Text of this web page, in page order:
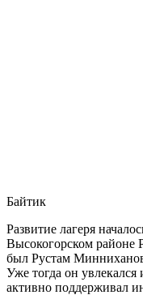
Байтик
Развитие лагеря
Высокогорском районе
был Рустам
Уже тогда он
активно поддерживал